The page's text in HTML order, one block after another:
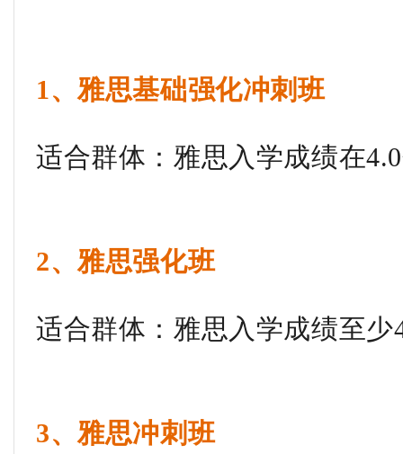
1、雅思基础强化冲刺班
适合群体：雅思入学成绩在
2、雅思强化班
适合群体：雅思入学成绩至少
3、雅思冲刺班